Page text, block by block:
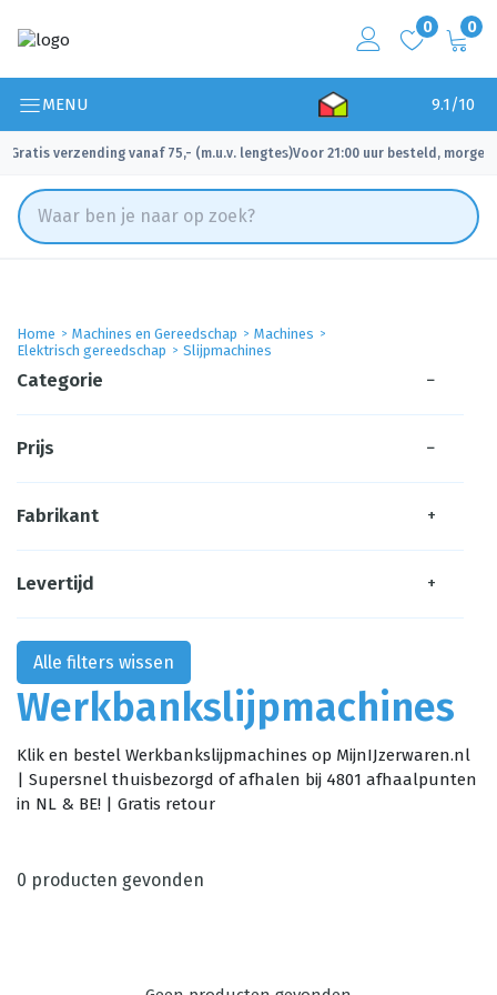
0 0
MENU 9.1/10
Gratis verzending vanaf 75,- (m.u.v. lengtes)
✓ Voor 21:00 uur besteld, morgen
Home Machines en Gereedschap
Machines
Elektrisch gereedschap
Slijpmachines
Werkbankslijpmachines
Klik en bestel Werkbankslijpmachines op MijnIJzerwaren.nl
| Supersnel thuisbezorgd of afhalen bij 4801 afhaalpunten
in NL & BE! | Gratis retour
0 producten gevonden
Categorie −
Prijs −
Fabrikant +
Levertijd +
Alle filters wissen